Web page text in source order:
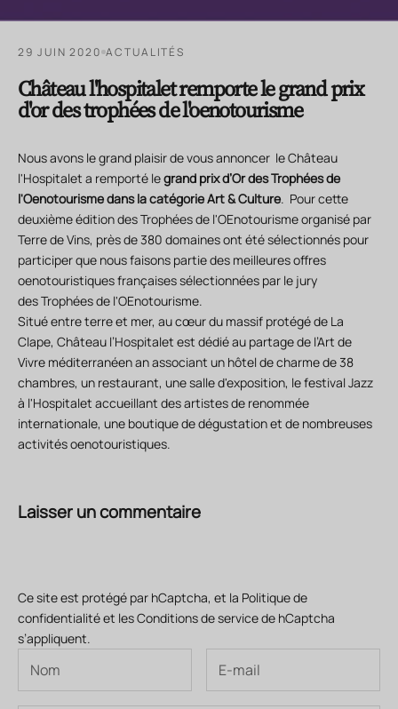
29 JUIN 2020 ACTUALITÉS
Château l'hospitalet remporte le grand prix
d'or des trophées de l'oenotourisme
Nous avons le grand plaisir de vous annoncer le Château
l'Hospitalet a remporté legrand prix d’Or des Trophées de
l'Oenotourisme dans la catégorie Art & Culture. Pour cette
deuxième édition des Trophées de l'OEnotourisme organisé par
Terre de Vins, près de 380 domaines ont été sélectionnés pour
participer que nous faisons partie des meilleures offres
oenotouristiques françaises sélectionnées par le jury
des Trophées de l'OEnotourisme.
Situé entre terre et mer, au cœur du massif protégé de La
Clape, Château l’Hospitalet est dédié au partage de l’Art de
Vivre méditerranéen an associant un hôtel de charme de 38
chambres, un restaurant, une salle d'exposition, le festival Jazz
à l'Hospitalet accueillant des artistes de renommée
internationale, une boutique de dégustation et de nombreuses
activités oenotouristiques.
Laisser un commentaire
Ce site est protégé par hCaptcha, et la Politique de
confidentialitéet lesConditions de servicede hCaptcha
s’appliquent.